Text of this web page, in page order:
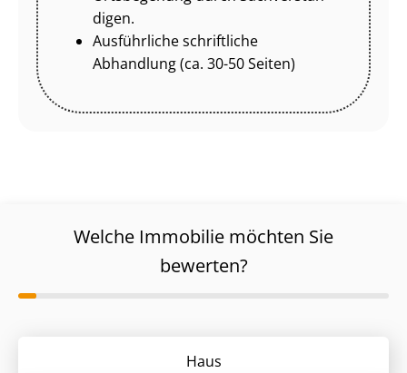
di­gen.
Ausführliche schriftliche
Abhandlung (ca. 30-50 Seiten)
Welche Immobilie möchten Sie
bewerten?
Haus